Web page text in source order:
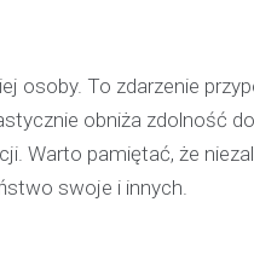
osoby. To zdarzenie
obniża zdolność do
Warto pamiętać, że
swoje i innych.